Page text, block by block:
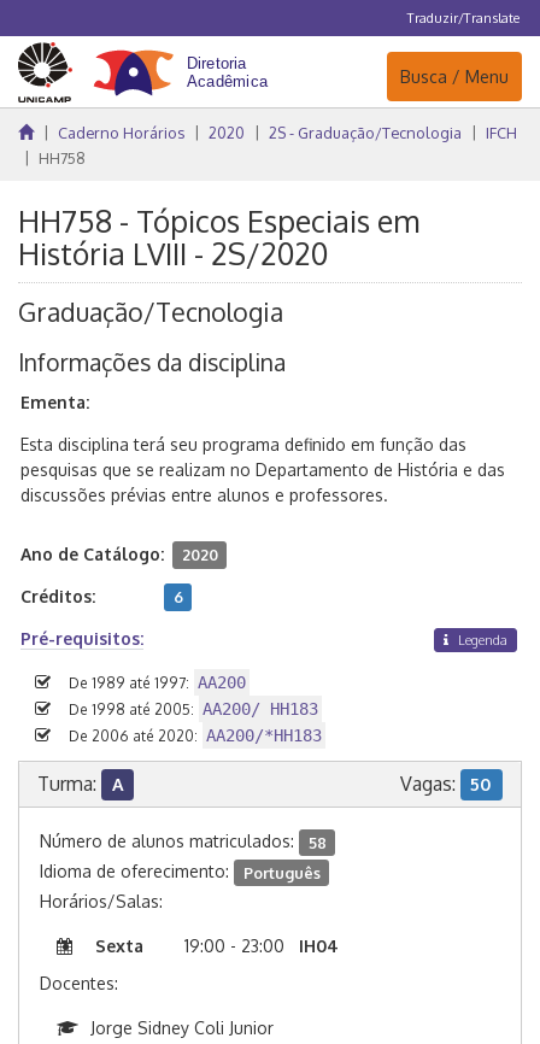
Traduzir/Translate
Navegação
Busca / Menu
Caderno Horários 2020 2S - Graduação/Tecnologia
IFCH
HH758
HH758 - Tópicos Especiais em
História LVIII - 2S/2020
Graduação/Tecnologia
Informações da disciplina
Ementa:
Esta disciplina terá seu programa definido em função das
pesquisas que se realizam no Departamento de História e das
discussões prévias entre alunos e professores.
Ano de Catálogo: 2020
Créditos: 6
Pré-requisitos: Legenda
De 1989 até 1997: AA200
De 1998 até 2005: AA200/ HH183
De 2006 até 2020: AA200/*HH183
Turma: A Vagas: 50
Número de alunos matriculados: 58
Idioma de oferecimento: Português
Horários/Salas:
Sexta 19:00 - 23:00
IH04
Docentes:
Jorge Sidney Coli Junior